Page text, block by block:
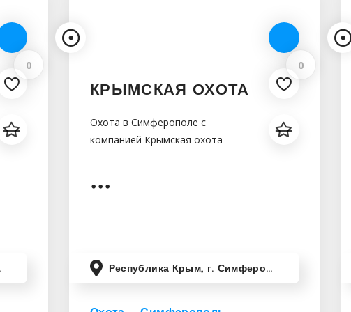
0 0
КРЫМСКАЯ ОХОТА
Охота в Симферополе с
компанией Крымская охота
Республика Крым, г. Симферополь,ул. Кечкеметская, 196